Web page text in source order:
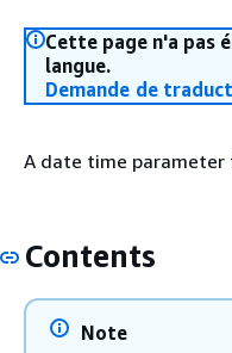
Cette page n'a pas
langue.
Demande de
A date time
Contents
Note